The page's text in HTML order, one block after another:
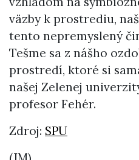
väzby k prostrediu,
tento nepremyslený
Tešme sa z nášho
prostredí, ktoré si
našej Zelenej
profesor Fehér.
Zdroj: SPU